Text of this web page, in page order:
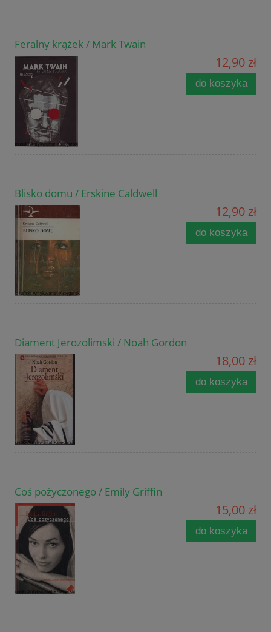
Feralny krążek / Mark Twain
12,90 zł
do koszyka
Blisko domu / Erskine Caldwell
12,90 zł
do koszyka
Diament Jerozolimski / Noah Gordon
18,00 zł
do koszyka
Coś pożyczonego / Emily Griffin
15,00 zł
do koszyka